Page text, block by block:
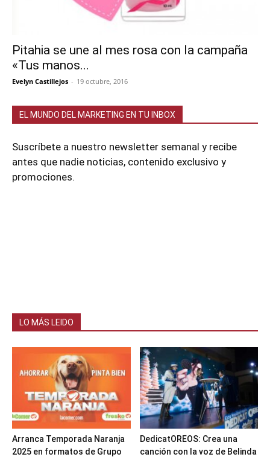
Pitahia se une al mes rosa con la campaña
«Tus manos...
Evelyn Castillejos - 19 octubre, 2016
EL MUNDO DEL MARKETING EN TU INBOX
Suscríbete a nuestro newsletter semanal y recibe
antes que nadie noticias, contenido exclusivo y
promociones.
LO MÁS LEIDO
Arranca Temporada Naranja
2025 en formatos de Grupo
DedicatOREOS: Crea una
canción con la voz de Belinda